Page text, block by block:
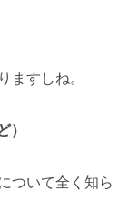
ますしね。
）
ついて全く知ら